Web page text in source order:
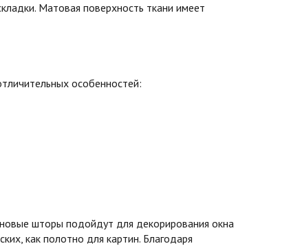
Матовая поверхность ткани имеет
особенностей:
шторы подойдут для декорирования окна
как полотно для картин. Благодаря